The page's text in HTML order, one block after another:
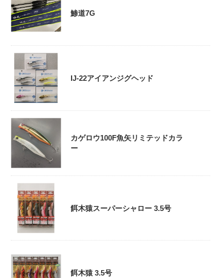
鯵道7G
IJ-22アイアンジグヘッド
カゲロウ100F魚矢リミテッドカラ
ー
餌木猿スーパーシャロー 3.5号
餌木猿 3.5号